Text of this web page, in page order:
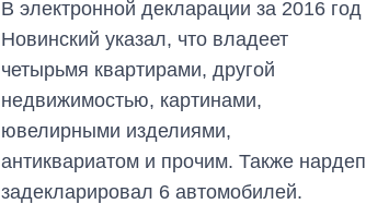
В электронной декларации за 2016 год
Новинский указал, что владеет
четырьмя квартирами, другой
недвижимостью, картинами,
ювелирными изделиями,
антиквариатом и прочим. Также нардеп
задекларировал 6 автомобилей.
количество
поступающих в
бакалавриат,
аспирантуру